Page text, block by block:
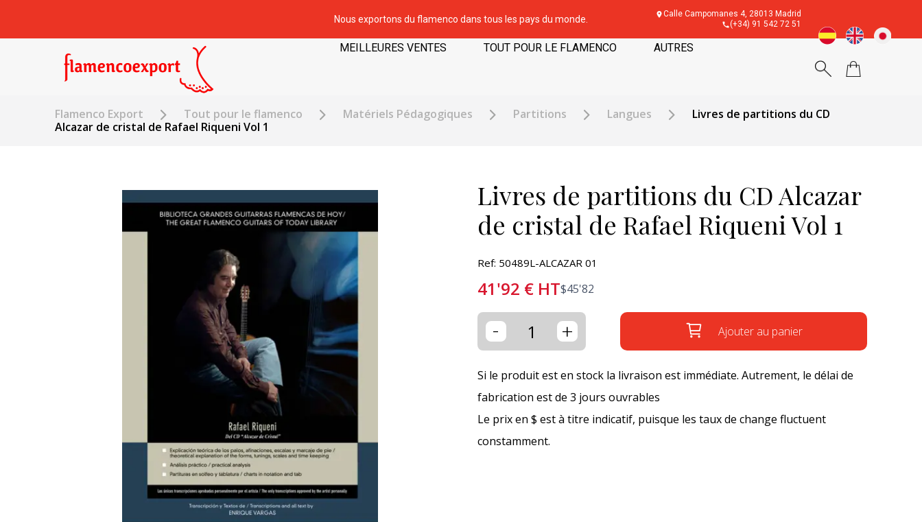
Nous exportons du flamenco dans tous les pays du monde.
Calle Campomanes 4, 28013 Madrid
(+34) 91 542 72 51
MEILLEURES VENTES TOUT POUR LE FLAMENCO AUTRES
Flamenco Export Tout pour le flamenco Matériels Pédagogiques Partitions Langues
Livres de partitions du CD
Alcazar de cristal de Rafael Riqueni Vol 1
Livres de partitions du CD Alcazar
de cristal de Rafael Riqueni Vol 1
Ref: 50489L-ALCAZAR 01
41'92 € HT$45'82
- + Ajouter au panier
Si le produit est en stock la livraison est immédiate. Autrement, le délai de
fabrication est de 3 jours ouvrables
Le prix en $ est à titre indicatif, puisque les taux de change fluctuent
constamment.